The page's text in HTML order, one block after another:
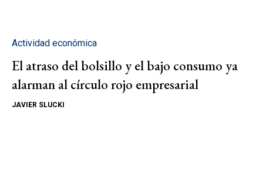
Actividad económica
El atraso del bolsillo y el bajo consumo ya
alarman al círculo rojo empresarial
JAVIER SLUCKI